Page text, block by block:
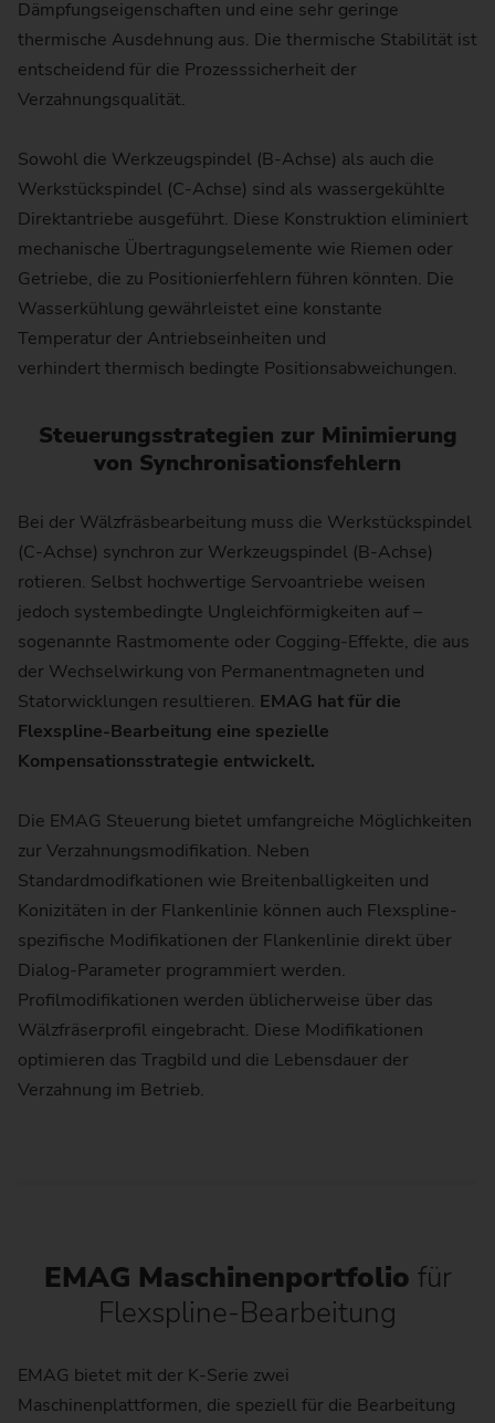
Dämpfungseigenschaften und eine sehr geringe
thermische Ausdehnung aus. Die thermische Stabilität ist
entscheidend für die Prozesssicherheit der
Verzahnungsqualität.
Sowohl die Werkzeugspindel (B-Achse) als auch die
Werkstückspindel (C-Achse) sind als wassergekühlte
Direktantriebe ausgeführt. Diese Konstruktion eliminiert
mechanische Übertragungselemente wie Riemen oder
Getriebe, die zu Positionierfehlern führen könnten. Die
Wasserkühlung gewährleistet eine konstante
Temperatur der Antriebseinheiten und
verhindert thermisch bedingte Positionsabweichungen.
Steuerungsstrategien zur Minimierung
von Synchronisationsfehlern
Bei der Wälzfräsbearbeitung muss die Werkstückspindel
(C-Achse) synchron zur Werkzeugspindel (B-Achse)
rotieren. Selbst hochwertige Servoantriebe weisen
jedoch systembedingte Ungleichförmigkeiten auf –
sogenannte Rastmomente oder Cogging-Effekte, die aus
der Wechselwirkung von Permanentmagneten und
Statorwicklungen resultieren. EMAG hat für die
Flexspline-Bearbeitung eine spezielle
Kompensationsstrategie entwickelt.
Die EMAG Steuerung bietet umfangreiche Möglichkeiten
zur Verzahnungsmodifikation. Neben
Standardmodifkationen wie Breitenballigkeiten und
Konizitäten in der Flankenlinie können auch Flexspline-
spezifische Modifikationen der Flankenlinie direkt über
Dialog-Parameter programmiert werden.
Profilmodifikationen werden üblicherweise über das
Wälzfräserprofil eingebracht. Diese Modifikationen
optimieren das Tragbild und die Lebensdauer der
Verzahnung im Betrieb.
EMAG Maschinenportfolio für
Flexspline-Bearbeitung
EMAG bietet mit der K-Serie zwei
Maschinenplattformen, die speziell für die Bearbeitung